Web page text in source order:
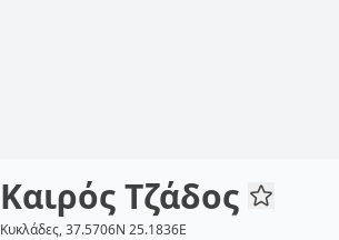
Καιρός Τζάδος
Κυκλάδες, 37.5706N 25.1836E